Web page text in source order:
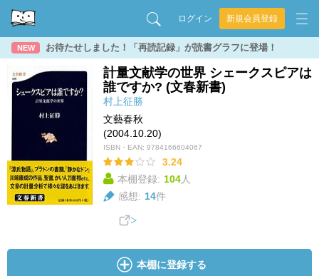
ログイン 新規会員登録
NEW お待たせしました！「再読記録」が読書グラフに登場！
計量文献学の世界 シェークスピアは
誰ですか? (文春新書)
村上征勝
文藝春秋
(2004.10.20)
ISBN・EAN: 9784166604067
3.24
本棚登録: 104人
感想: 14件
本棚に登録する